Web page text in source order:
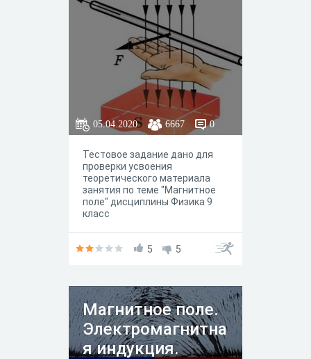
05.04.2020 6667 0
Тестовое задание дано для
проверки усвоения
теоретического материала
занятия по теме "Магнитное
поле" дисциплины Физика 9
класс
5 5
Магнитное поле.
Электромагнитна
я индукция.